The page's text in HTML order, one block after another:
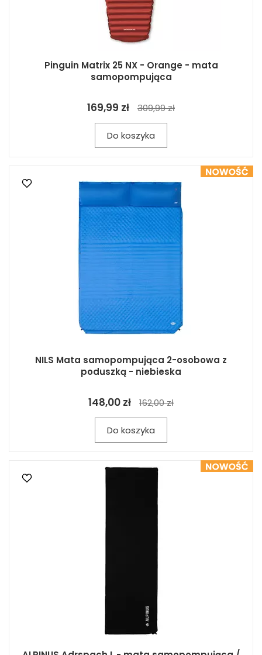
Pinguin Matrix 25 NX - Orange - mata
samopompująca
169,99 zł 309,99 zł
Do koszyka
NILS Mata samopompująca 2-osobowa z
poduszką - niebieska
148,00 zł 162,00 zł
Do koszyka